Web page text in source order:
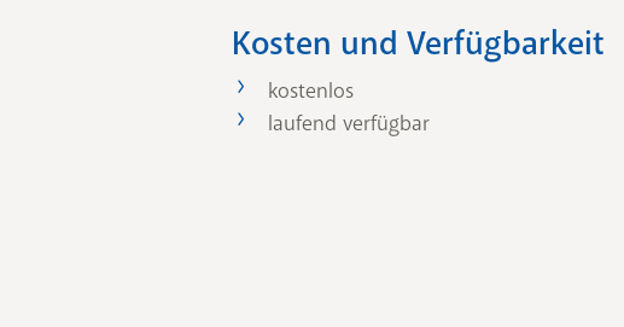
Kosten und Verfügbarkeit
kostenlos
laufend verfügbar